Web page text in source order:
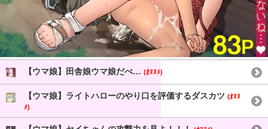
【ウマ娘】田舎娘ウマ娘だべ… (ｵﾇﾇﾒ)
【ウマ娘】ライトハローのやり口を評価するダスカツ (ｵﾇﾇ
ﾒ)